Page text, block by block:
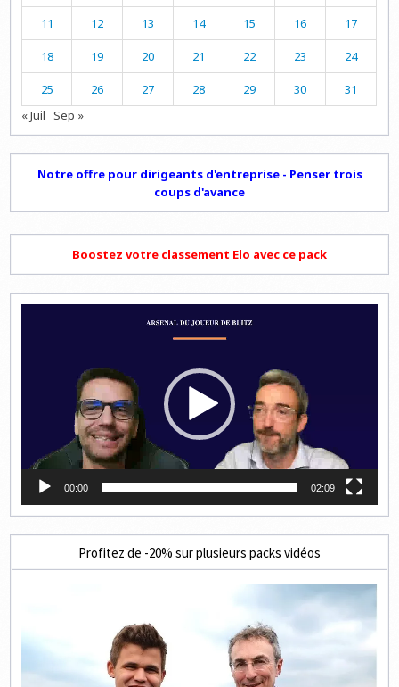
11 12 13 14 15 16 17
18 19 20 21 22 23 24
25 26 27 28 29 30
31
« Juil Sep »
Notre offre pour dirigeants d'entreprise - Penser trois
coups d'avance
Boostez votre classement Elo avec ce pack
00:00 02:09
Profitez de -20% sur plusieurs packs vidéos